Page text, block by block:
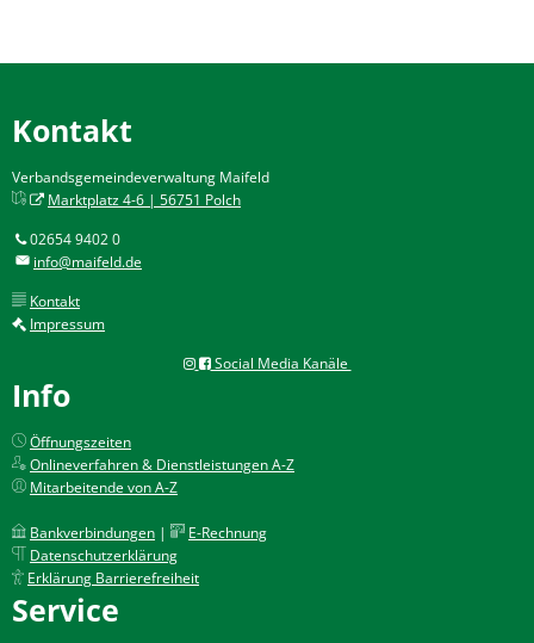
Kontakt
Verbandsgemeindeverwaltung Maifeld
Marktplatz 4-6 | 56751 Polch
02654 9402 0
info@maifeld.de
Kontakt
Impressum
Social Media Kanäle
Info
Öffnungszeiten
Onlineverfahren & Dienstleistungen A-Z
Mitarbeitende von A-Z
Bankverbindungen |
E-Rechnung
Datenschutzerklärung
Erklärung Barrierefreiheit
Service